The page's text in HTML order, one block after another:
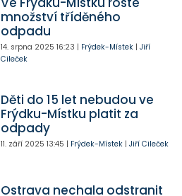
množství tříděného
odpadu
14. srpna 2025 16:23 | Frýdek-Místek| Jiří
Cileček
Děti do 15 let nebudou ve
Frýdku-Místku platit za
odpady
11. září 2025 13:45 | Frýdek-Místek| Jiří Cileček
Ostrava nechala odstranit